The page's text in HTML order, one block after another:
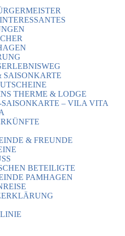
SAISONKARTE
THERME & LODGE
SAISONKARTE – VILA VITA
& FREUNDE
BETEILIGTE
PAMHAGEN